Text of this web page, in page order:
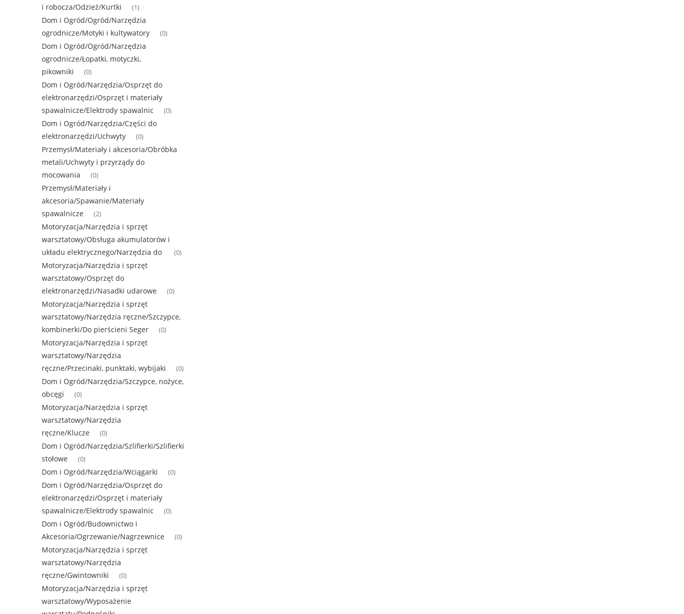
i robocza/Odzież/Kurtki
(1)
Dom i Ogród/Ogród/Narzędzia
ogrodnicze/Motyki i kultywatory
(0)
Dom i Ogród/Ogród/Narzędzia
ogrodnicze/Łopatki, motyczki,
pikowniki
(0)
Dom i Ogród/Narzędzia/Osprzęt do
elektronarzędzi/Osprzęt i materiały
spawalnicze/Elektrody spawalnic
(0)
Dom i Ogród/Narzędzia/Części do
elektronarzędzi/Uchwyty
(0)
Przemysł/Materiały i akcesoria/Obróbka
metali/Uchwyty i przyrządy do
mocowania
(0)
Przemysł/Materiały i
akcesoria/Spawanie/Materiały
spawalnicze
(2)
Motoryzacja/Narzędzia i sprzęt
warsztatowy/Obsługa akumulatorów i
układu elektrycznego/Narzędzia do
(0)
Motoryzacja/Narzędzia i sprzęt
warsztatowy/Osprzęt do
elektronarzędzi/Nasadki udarowe
(0)
Motoryzacja/Narzędzia i sprzęt
warsztatowy/Narzędzia ręczne/Szczypce,
kombinerki/Do pierścieni Seger
(0)
Motoryzacja/Narzędzia i sprzęt
warsztatowy/Narzędzia
ręczne/Przecinaki, punktaki, wybijaki
(0)
Dom i Ogród/Narzędzia/Szczypce, nożyce,
obcęgi
(0)
Motoryzacja/Narzędzia i sprzęt
warsztatowy/Narzędzia
ręczne/Klucze
(0)
Dom i Ogród/Narzędzia/Szlifierki/Szlifierki
stołowe
(0)
Dom i Ogród/Narzędzia/Wciągarki (0)
Dom i Ogród/Narzędzia/Osprzęt do
elektronarzędzi/Osprzęt i materiały
spawalnicze/Elektrody spawalnic
(0)
Dom i Ogród/Budownictwo i
Akcesoria/Ogrzewanie/Nagrzewnice
(0)
Motoryzacja/Narzędzia i sprzęt
warsztatowy/Narzędzia
ręczne/Gwintowniki
(0)
Motoryzacja/Narzędzia i sprzęt
warsztatowy/Wyposażenie